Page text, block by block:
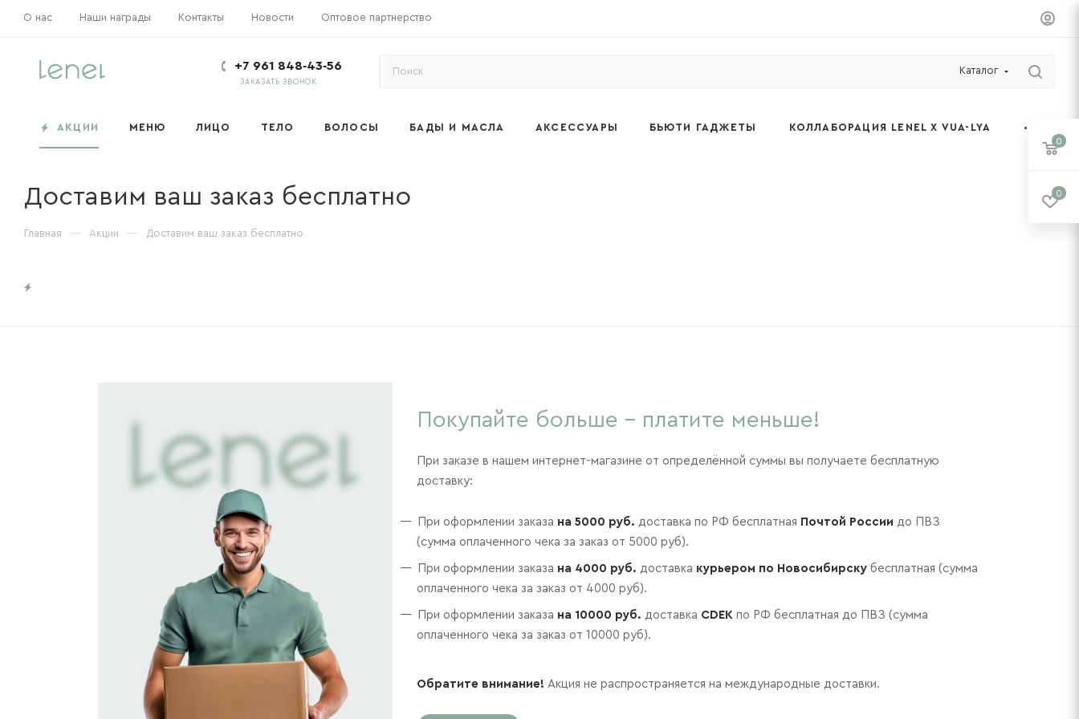
О нас Наши награды Контакты Новости Оптовое партнерство
+7 961 848‑43‑56
ЗАКАЗАТЬ ЗВОНОК
Каталог
АКЦИИ МЕНЮ ЛИЦО ТЕЛО ВОЛОСЫ БАДЫ И МАСЛА АКСЕССУАРЫ БЬЮТИ ГАДЖЕТЫ КОЛЛАБОРАЦИЯ LENEL X VUA-LYA
Доставим ваш заказ бесплатно
Главная — Акции — Доставим ваш заказ бесплатно
Покупайте больше - платите меньше!
При заказе в нашем интернет-магазине от определённой суммы вы получаете бесплатную
доставку:
При оформлении заказа на 5000 руб. доставка по РФ бесплатная Почтой России до ПВЗ
(сумма оплаченного чека за заказ от 5000 руб).
При оформлении заказа на 4000 руб. доставка курьером по Новосибирскубесплатная (сумма
оплаченного чека за заказ от 4000 руб).
При оформлении заказа на 10000 руб. доставка CDEKпо РФ бесплатная до ПВЗ (сумма
оплаченного чека за заказ от 10000 руб).
Обратите внимание! Акция не распространяется на международные доставки.
0
0